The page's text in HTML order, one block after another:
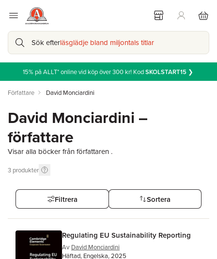
Sök efterläsglädje bland miljontals titlar
15% på ALLT* online vid köp över 300 kr! KodSKOLSTART15❯
Författare David Monciardini
David Monciardini –
författare
Visar alla böcker från författaren .
3 produkter
Filtrera Sortera
Regulating EU Sustainability Reporting
Av David Monciardini
Häftad, Engelska, 2025